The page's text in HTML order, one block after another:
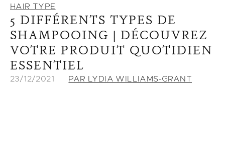
HAIR TYPE
5 DIFFÉRENTS TYPES DE
SHAMPOOING | DÉCOUVREZ
VOTRE PRODUIT QUOTIDIEN
ESSENTIEL
23/12/2021 PAR LYDIA WILLIAMS-GRANT